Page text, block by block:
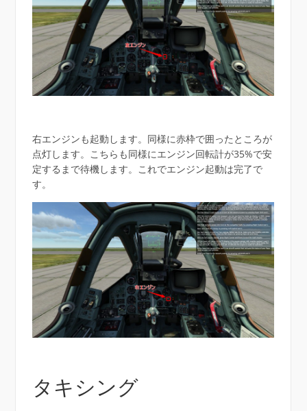
右エンジンも起動します。同様に赤枠で囲ったところが
点灯します。こちらも同様にエンジン回転計が35%で安
定するまで待機します。これでエンジン起動は完了で
す。
タキシング